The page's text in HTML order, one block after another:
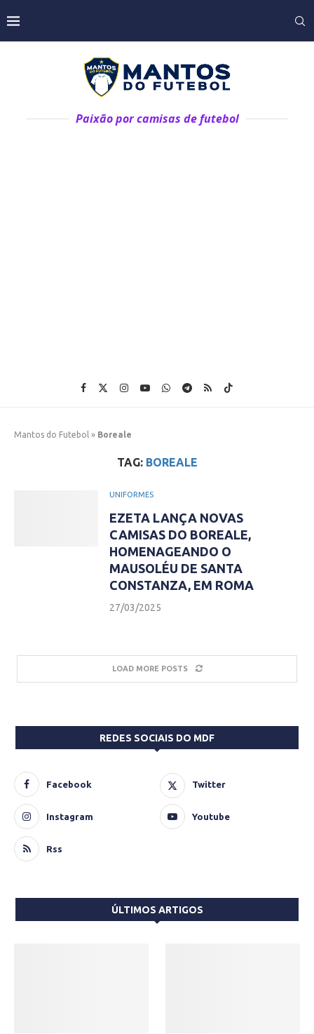
Paixão por camisas de futebol
Mantos do Futebol » Boreale
TAG: BOREALE
UNIFORMES
EZETA LANÇA NOVAS
CAMISAS DO BOREALE,
HOMENAGEANDO O
MAUSOLÉU DE SANTA
CONSTANZA, EM ROMA
27/03/2025
LOAD MORE POSTS
REDES SOCIAIS DO MDF
Facebook Twitter
Instagram Youtube
Rss
ÚLTIMOS ARTIGOS